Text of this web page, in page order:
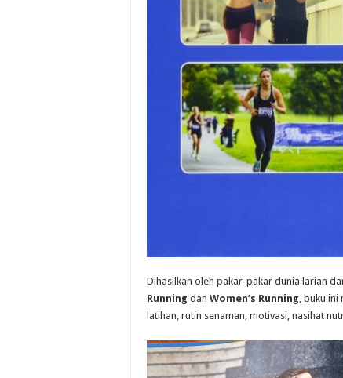
Dihasilkan oleh pakar-pakar dunia larian
Running dan Women’s Running, buku ini
latihan, rutin senaman, motivasi, nasihat